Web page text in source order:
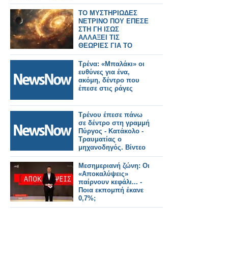
ΤΟ ΜΥΣΤΗΡΙΩΔΕΣ
ΝΕΤΡΙΝΟ ΠΟΥ ΕΠΕΣΕ
ΣΤΗ ΓΗ ΙΣΩΣ
ΑΛΛΑΞΕΙ ΤΙΣ
ΘΕΩΡΙΕΣ ΓΙΑ ΤΟ
ΣΥΜΠΑΝ
Τρένα: «Μπαλάκι» οι
ευθύνες για ένα,
ακόμη, δέντρο που
έπεσε στις ράγες
Τρένου έπεσε πάνω
σε δέντρο στη γραμμή
Πύργος - Κατάκολο -
Τραυματίας ο
μηχανοδηγός. Βίντεο
Μεσημεριανή ζώνη: Οι
«Αποκαλύψεις»
παίρνουν κεφάλι... -
Ποια εκπομπή έκανε
0,7%;